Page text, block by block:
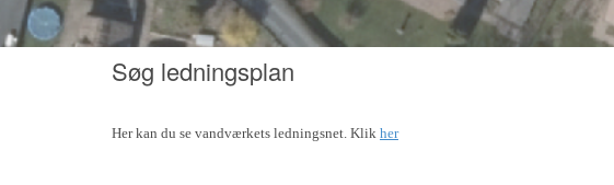
Søg ledningsplan
Her kan du se vandværkets ledningsnet. Klik her